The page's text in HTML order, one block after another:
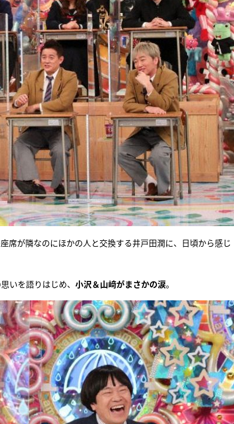
席が隣なのにほかの人と交換する井戸田潤に、日頃から感じ
いを語りはじめ、 小沢＆山﨑がまさかの涙。